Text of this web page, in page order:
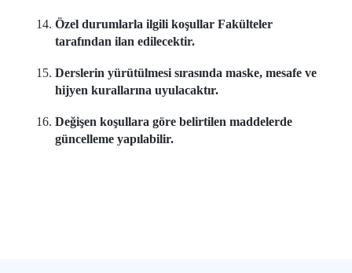
Özel durumlarla ilgili koşullar Fakülteler
tarafından ilan edilecektir.
Derslerin yürütülmesi sırasında maske, mesafe ve
hijyen kurallarına uyulacaktır.
Değişen koşullara göre belirtilen maddelerde
güncelleme yapılabilir.